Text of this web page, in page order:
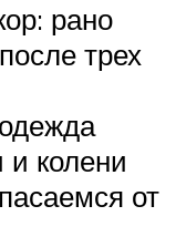
рано
трех
колени
от